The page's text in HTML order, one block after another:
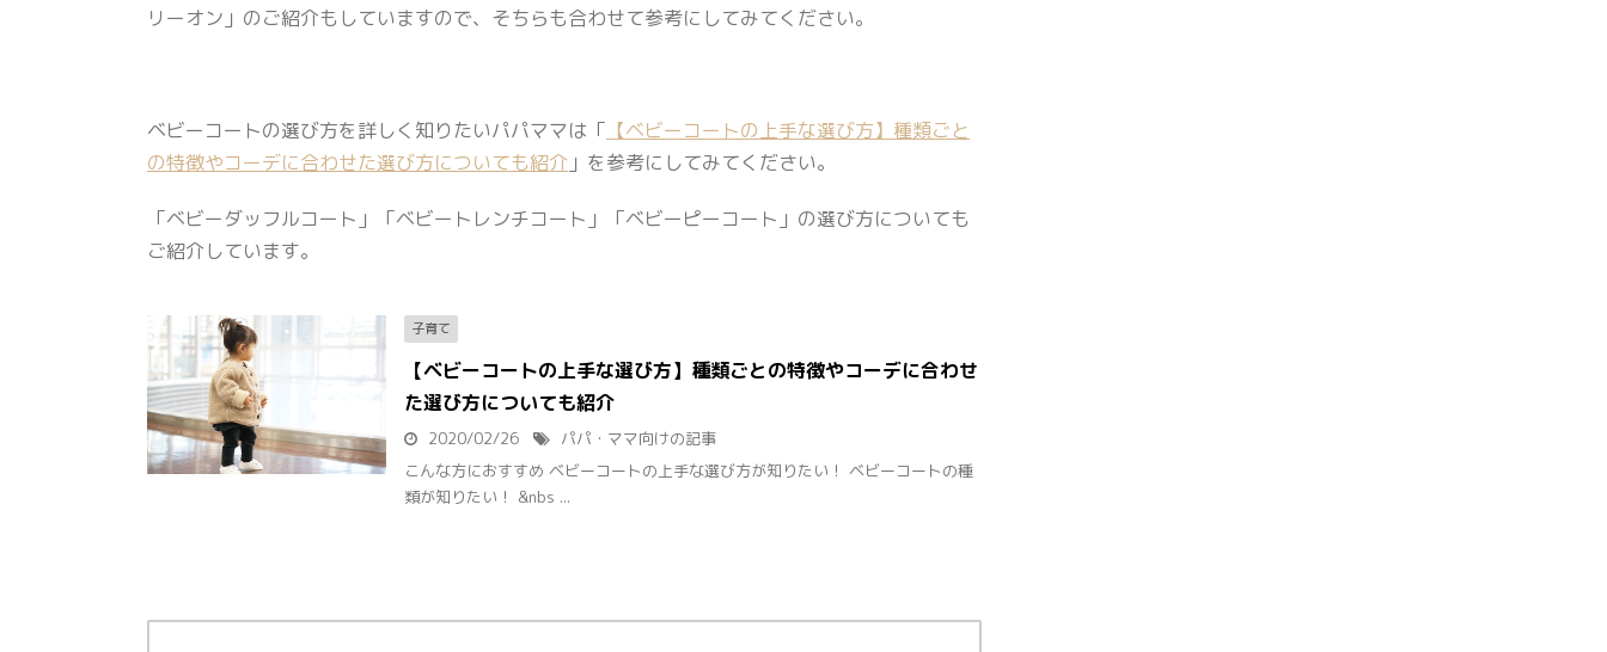
リーオン」のご紹介もしていますので、そちらも合わせて参考にしてみてください。
ベビーコートの選び方を詳しく知りたいパパママは「 【ベビーコートの上手な選び方】種類ごと
の特徴やコーデに合わせた選び方についても紹介 」を参考にしてみてください。
「ベビーダッフルコート」「ベビートレンチコート」「ベビーピーコート」の選び方についても
ご紹介しています。
子育て
【ベビーコートの上手な選び方】種類ごとの特徴やコーデに合わせ
た選び方についても紹介
2020/02/26
パパ・ママ向けの記事
こんな方におすすめ ベビーコートの上手な選び方が知りたい！ ベビーコートの種
類が知りたい！ &nbs ...